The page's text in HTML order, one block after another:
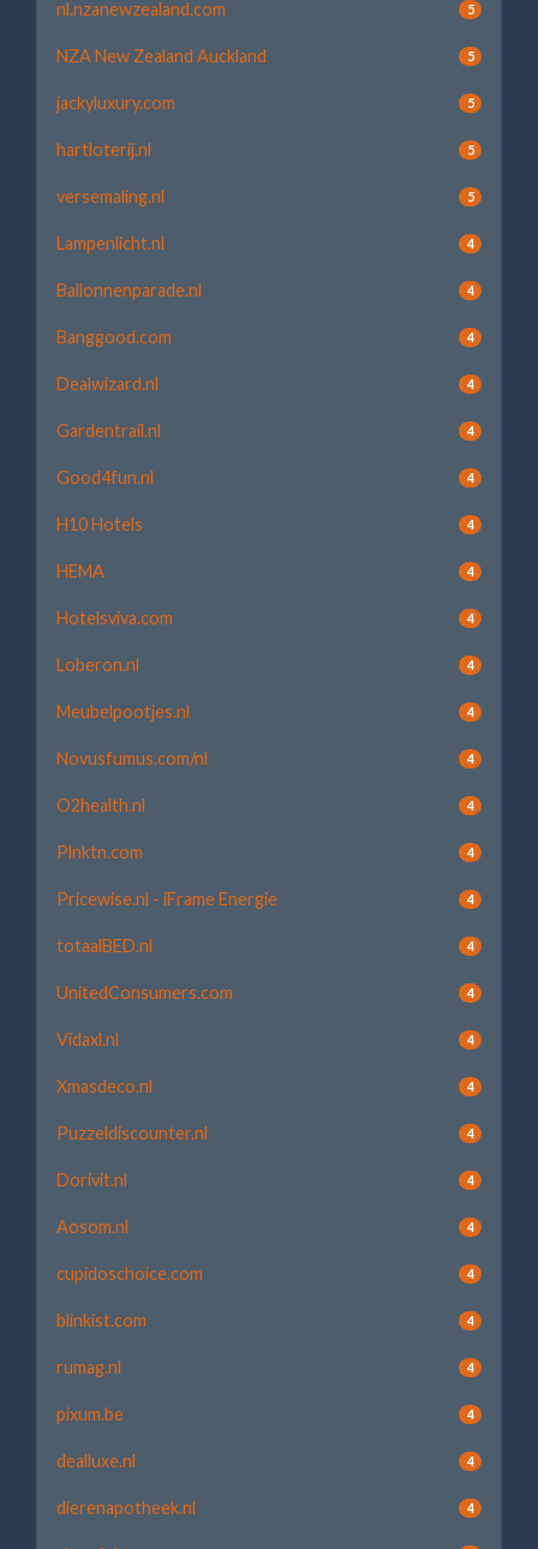
nl.nzanewzealand.com 5
NZA New Zealand Auckland 5
jackyluxury.com 5
hartloterij.nl 5
versemaling.nl 5
Lampenlicht.nl 4
Ballonnenparade.nl 4
Banggood.com 4
Dealwizard.nl 4
Gardentrail.nl 4
Good4fun.nl 4
H10 Hotels 4
HEMA 4
Hotelsviva.com 4
Loberon.nl 4
Meubelpootjes.nl 4
Novusfumus.com/nl 4
O2health.nl 4
Plnktn.com 4
Pricewise.nl - iFrame Energie 4
totaalBED.nl 4
UnitedConsumers.com 4
Vidaxl.nl 4
Xmasdeco.nl 4
Puzzeldiscounter.nl 4
Dorivit.nl 4
Aosom.nl 4
cupidoschoice.com 4
blinkist.com 4
rumag.nl 4
pixum.be 4
dealluxe.nl 4
dierenapotheek.nl 4